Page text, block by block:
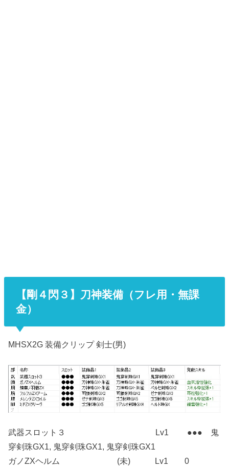
【剛４閃３】刀神装備（フレ用・無課
金）
MHSX2G 装備クリップ 剣士(男)
武器スロット３ Lv1 ●●● 鬼
穿剣珠GX1, 鬼穿剣珠GX1, 鬼穿剣珠GX1
ガノZXヘルム (未) Lv1 0